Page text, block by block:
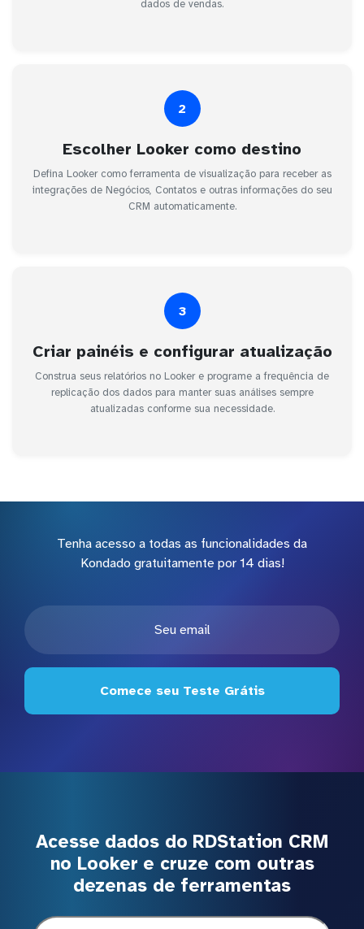
dados de vendas.
2
Escolher Looker como destino
Defina Looker como ferramenta de visualização para receber as
integrações de Negócios, Contatos e outras informações do seu
CRM automaticamente.
3
Criar painéis e configurar atualização
Construa seus relatórios no Looker e programe a frequência de
replicação dos dados para manter suas análises sempre
atualizadas conforme sua necessidade.
Tenha acesso a todas as funcionalidades da
Kondado gratuitamente por 14 dias!
Comece seu Teste Grátis
Acesse dados do RDStation CRM
no Looker e cruze com outras
dezenas de ferramentas